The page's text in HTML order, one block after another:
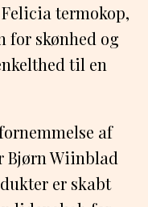
termokop,
for skønhed og
til en
af
Bjørn Wiinblad
er skabt